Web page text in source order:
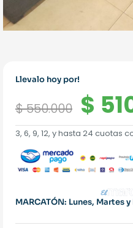
Llevalo hoy por!
$550.000 El
era:
$
$
3, 6, 9, 12, y hasta 24 cuotas
MARCATÓN: Lunes, Martes